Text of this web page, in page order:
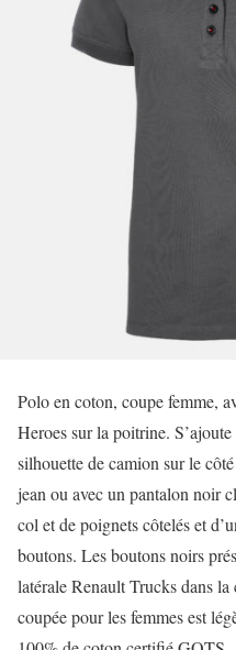
Polo en coton, coupe femme,
Heroes sur la poitrine.
silhouette de camion sur le
jean ou avec un pantalon noir
col et de poignets côtelés et
boutons. Les boutons noirs
latérale Renault Trucks dans
coupée pour les femmes est